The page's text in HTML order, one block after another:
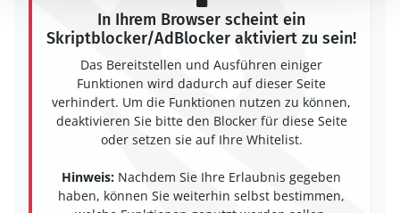
In Ihrem Browser scheint ein
Skriptblocker/AdBlocker aktiviert zu sein!
Das Bereitstellen und Ausführen einiger
Funktionen wird dadurch auf dieser Seite
verhindert. Um die Funktionen nutzen zu können,
deaktivieren Sie bitte den Blocker für diese Seite
oder setzen sie auf Ihre Whitelist.
Hinweis: Nachdem Sie Ihre Erlaubnis gegeben
haben, können Sie weiterhin selbst bestimmen,